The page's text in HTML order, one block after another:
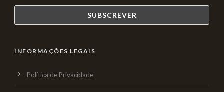
INFORMAÇÕES LEGAIS
Política de Privacidade